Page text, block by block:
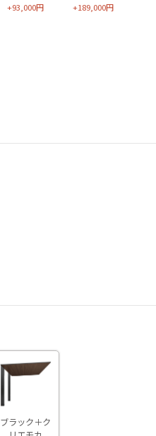
+93,000円 +189,000円
ブラック＋ク